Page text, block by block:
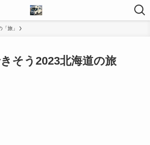
旅」
そう2023北海道の旅